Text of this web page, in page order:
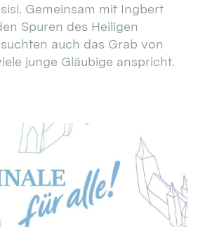
Gemeinsam mit Ingbert
Spuren des Heiligen
auch das Grab von
junge Gläubige anspricht.